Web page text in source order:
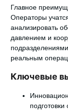
Главное
Операторы
анализировать
давлением и
реальным
Ключевые